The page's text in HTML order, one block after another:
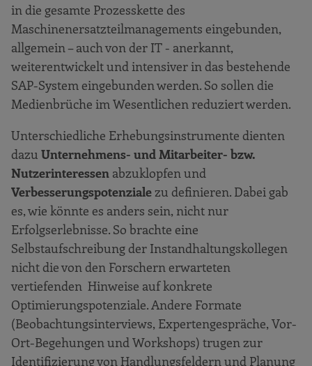
in die gesamte Prozesskette des
Maschinenersatzteilmanagements eingebunden,
allgemein – auch von der IT - anerkannt,
weiterentwickelt und intensiver in das bestehende
SAP-System eingebunden werden. So sollen die
Medienbrüche im Wesentlichen reduziert werden.
Unterschiedliche Erhebungsinstrumente dienten
dazu Unternehmens- und Mitarbeiter- bzw.
Nutzerinteressen abzuklopfen und
Verbesserungspotenzialezu definieren. Dabei gab
es, wie könnte es anders sein, nicht nur
Erfolgserlebnisse. So brachte eine
Selbstaufschreibung der Instandhaltungskollegen
nicht die von den Forschern erwarteten
vertiefenden Hinweise auf konkrete
Optimierungspotenziale. Andere Formate
(Beobachtungsinterviews, Expertengespräche, Vor-
Ort-Begehungen und Workshops) trugen zur
Identifizierung von Handlungsfeldern und Planung